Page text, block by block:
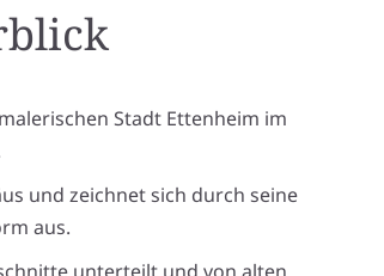
Stadt Ettenheim im
und zeichnet sich durch seine
aus.